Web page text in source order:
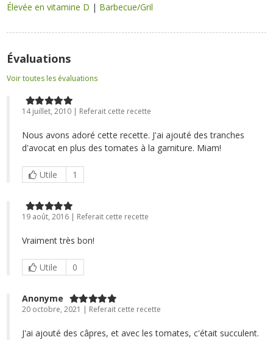
Élevée en vitamine D | Barbecue/Gril
Évaluations
Voir toutes les évaluations
14 juillet, 2010 | Referait cette recette
Nous avons adoré cette recette. J'ai ajouté des tranches
d'avocat en plus des tomates à la garniture. Miam!
Utile 1
19 août, 2016 | Referait cette recette
Vraiment très bon!
Utile 0
Anonyme
20 octobre, 2021 | Referait cette recette
J'ai ajouté des câpres, et avec les tomates, c'était succulent.